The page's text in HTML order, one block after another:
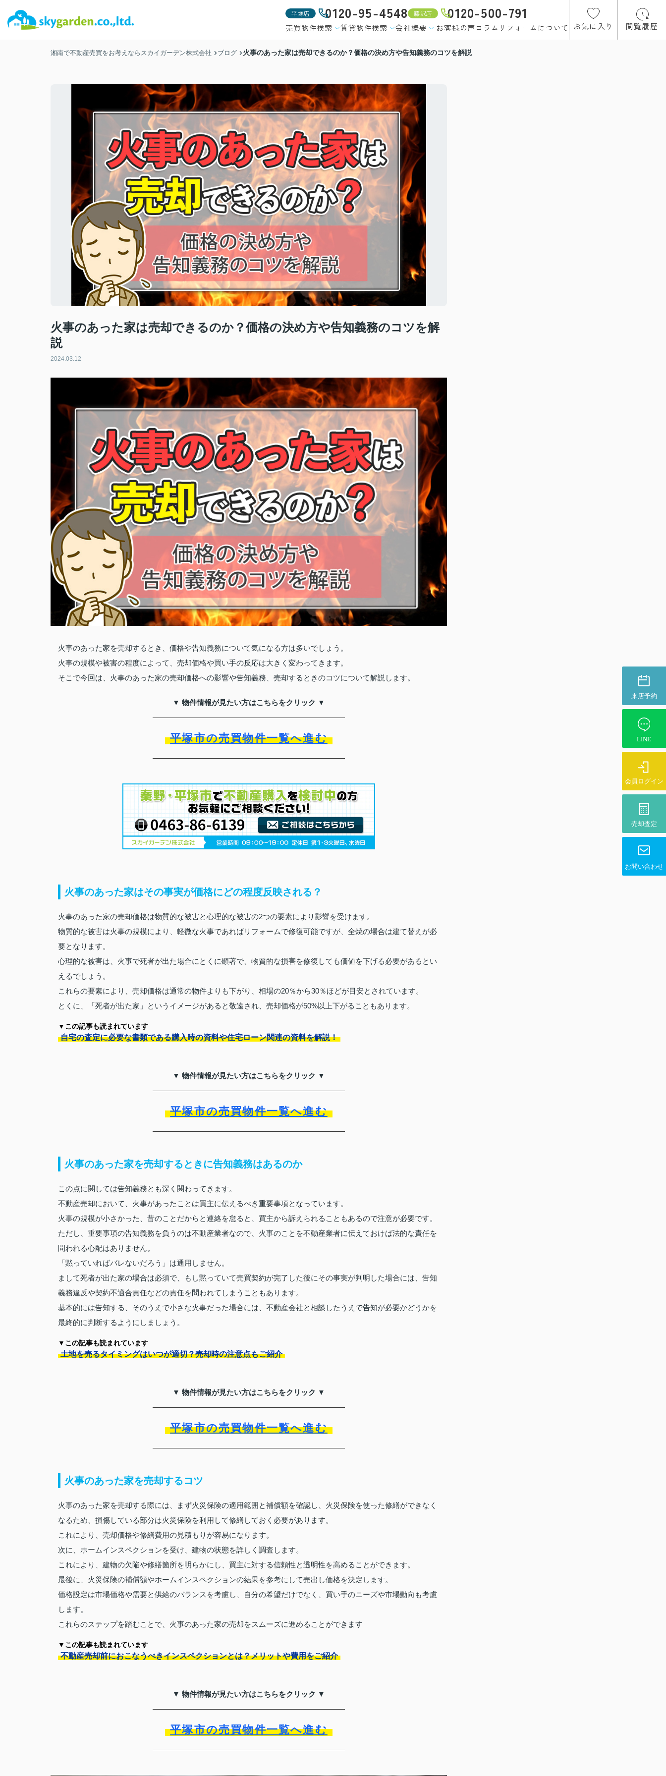
平塚店 0120-95-4548 藤沢店 0120-500-791
売買物件検索 賃貸物件検索 会社概要 お客様の声コラム リフォームについて お気に入り 閲覧履歴
来店予約
LINE
会員ログイン
売却査定
お問い合わせ
湘南で不動産売買をお考えならスカイガーデン株式会社 ブログ 火事のあった家は売却できるのか？価格の決め方や告知義務のコツを解説
火事のあった家は売却できるのか？価格の決め方や告知義務のコツを解
説
2024.03.12
火事のあった家を売却するとき、価格や告知義務について気になる方は多いでしょう。
火事の規模や被害の程度によって、売却価格や買い手の反応は大きく変わってきます。
そこで今回は、火事のあった家の売却価格への影響や告知義務、売却するときのコツについて解説します。
▼ 物件情報が見たい方はこちらをクリック ▼
平塚市の売買物件一覧へ進む
火事のあった家はその事実が価格にどの程度反映される？
火事のあった家の売却価格は物質的な被害と心理的な被害の2つの要素により影響を受けます。
物質的な被害は火事の規模により、軽微な火事であればリフォームで修復可能ですが、全焼の場合は建て替えが必
要となります。
心理的な被害は、火事で死者が出た場合にとくに顕著で、物質的な損害を修復しても価値を下げる必要があるとい
えるでしょう。
これらの要素により、売却価格は通常の物件よりも下がり、相場の20％から30％ほどが目安とされています。
とくに、「死者が出た家」というイメージがあると敬遠され、売却価格が50%以上下がることもあります。
▼この記事も読まれています
自宅の査定に必要な書類である購入時の資料や住宅ローン関連の資料を解説！
▼ 物件情報が見たい方はこちらをクリック ▼
平塚市の売買物件一覧へ進む
火事のあった家を売却するときに告知義務はあるのか
この点に関しては告知義務とも深く関わってきます。
不動産売却において、火事があったことは買主に伝えるべき重要事項となっています。
火事の規模が小さかった、昔のことだからと連絡を怠ると、買主から訴えられることもあるので注意が必要です。
ただし、重要事項の告知義務を負うのは不動産業者なので、火事のことを不動産業者に伝えておけば法的な責任を
問われる心配はありません。
「黙っていればバレないだろう」は通用しません。
まして死者が出た家の場合は必須で、もし黙っていて売買契約が完了した後にその事実が判明した場合には、告知
義務違反や契約不適合責任などの責任を問われてしまうこともあります。
基本的には告知する、そのうえで小さな火事だった場合には、不動産会社と相談したうえで告知が必要かどうかを
最終的に判断するようにしましょう。
▼この記事も読まれています
土地を売るタイミングはいつが適切？売却時の注意点もご紹介
▼ 物件情報が見たい方はこちらをクリック ▼
平塚市の売買物件一覧へ進む
火事のあった家を売却するコツ
火事のあった家を売却する際には、まず火災保険の適用範囲と補償額を確認し、火災保険を使った修繕ができなく
なるため、損傷している部分は火災保険を利用して修繕しておく必要があります。
これにより、売却価格や修繕費用の見積もりが容易になります。
次に、ホームインスペクションを受け、建物の状態を詳しく調査します。
これにより、建物の欠陥や修繕箇所を明らかにし、買主に対する信頼性と透明性を高めることができます。
最後に、火災保険の補償額やホームインスペクションの結果を参考にして売出し価格を決定します。
価格設定は市場価格や需要と供給のバランスを考慮し、自分の希望だけでなく、買い手のニーズや市場動向も考慮
します。
これらのステップを踏むことで、火事のあった家の売却をスムーズに進めることができます
▼この記事も読まれています
不動産売却前におこなうべきインスペクションとは？メリットや費用をご紹介
▼ 物件情報が見たい方はこちらをクリック ▼
平塚市の売買物件一覧へ進む